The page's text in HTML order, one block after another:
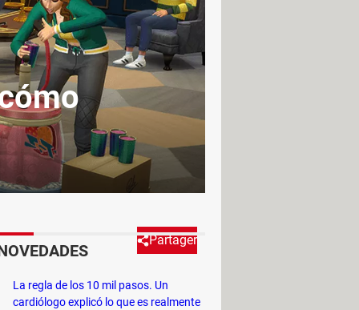
Partager
del juego, seguramente ya
La regla de los 10 mil pasos. Un
cardiólogo explicó lo que es realmente